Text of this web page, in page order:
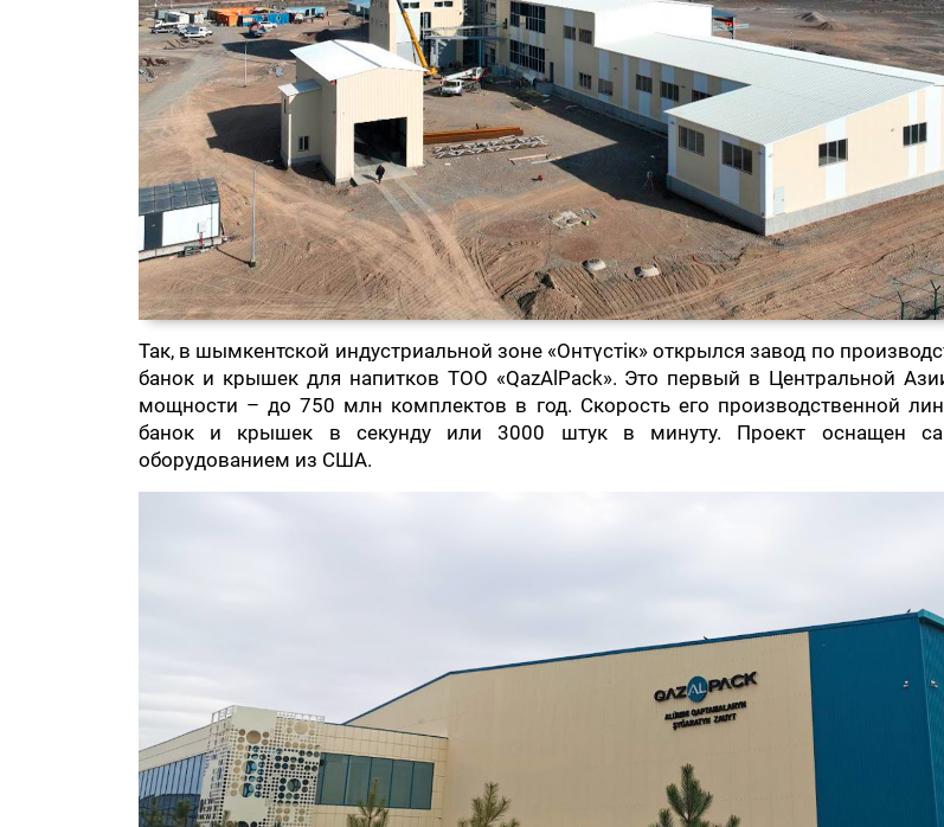
Так, в шымкентской индустриальной зоне «Онтүстік» открылся завод по
банок и крышек для напитков ТОО «QazAlPack». Это первый в Центральной
мощности – до 750 млн комплектов в год. Скорость его производственной
банок и крышек в секунду или 3000 штук в минуту. Проект оснащен
оборудованием из США.